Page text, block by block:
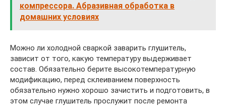
компрессора. Абразивная обработка в
домашних условиях
Можно ли холодной сваркой заварить глушитель,
зависит от того, какую температуру выдерживает
состав. Обязательно берите высокотемпературную
модификацию, перед склеиванием поверхность
обязательно нужно хорошо зачистить и подготовить, в
этом случае глушитель прослужит после ремонта